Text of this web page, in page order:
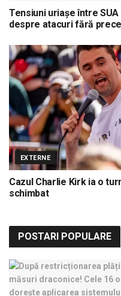
Tensiuni uriașe între
despre atacuri fără
EXTERNE
Cazul Charlie Kirk ia o
schimbat
POSTARI POPULARE